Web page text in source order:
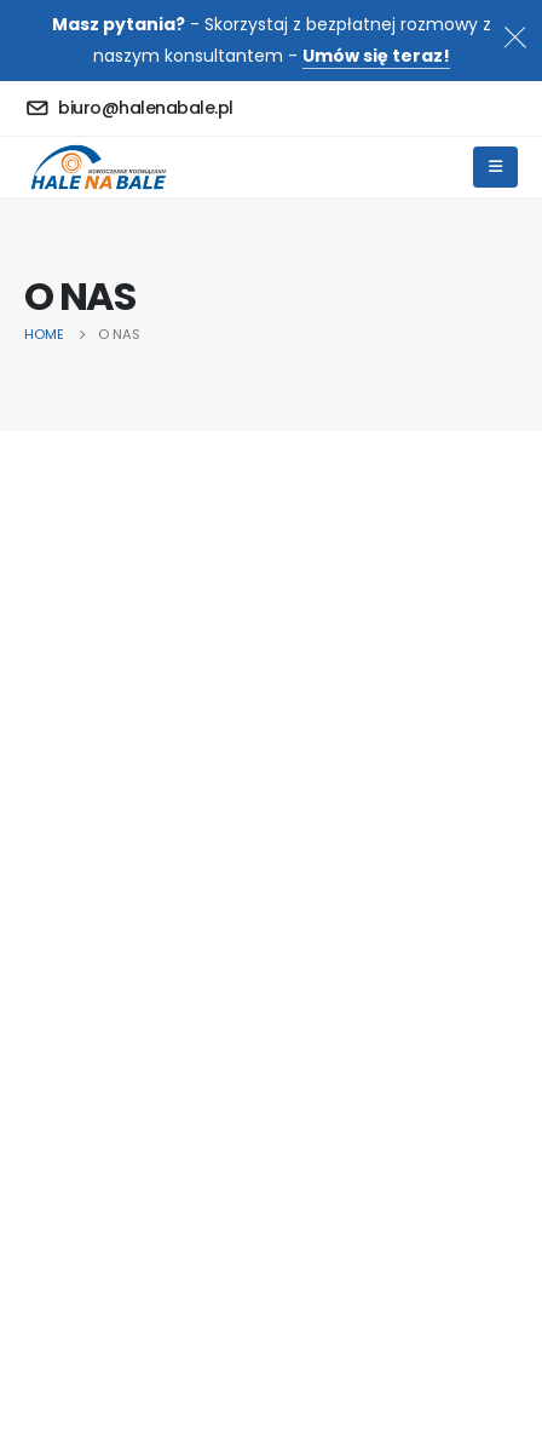
Masz pytania?- Skorzystaj z bezpłatnej rozmowy z
naszym konsultantem - Umów się teraz!
biuro@halenabale.pl
O NAS
HOME O NAS